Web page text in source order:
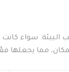
سواء كانت
مما يجعلها